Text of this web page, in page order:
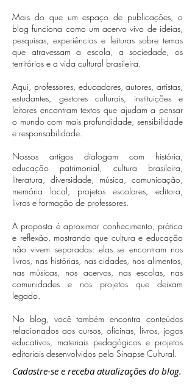
Mais do que um espaço de publicações, o
blog funciona como um acervo vivo de ideias,
pesquisas, experiências e leituras sobre temas
que atravessam a escola, a sociedade, os
territórios e a vida cultural brasileira.
Aqui, professores, educadores, autores, artistas,
estudantes, gestores culturais, instituições e
leitores encontram textos que ajudam a pensar
o mundo com mais profundidade, sensibilidade
e responsabilidade.
Nossos artigos dialogam com história,
educação patrimonial, cultura brasileira,
literatura, diversidade, música, comunicação,
memória local, projetos escolares, editora,
livros e formação de professores.
A proposta é aproximar conhecimento, prática
e reflexão, mostrando que cultura e educação
não vivem separadas: elas se encontram nos
livros, nas histórias, nas cidades, nos alimentos,
nas músicas, nos acervos, nas escolas, nas
comunidades e nos projetos que deixam
legado.
No blog, você também encontra conteúdos
relacionados aos cursos, oficinas, livros, jogos
educativos, materiais pedagógicos e projetos
editoriais desenvolvidos pela Sinapse Cultural.
Cadastre-se e receba atualizações do blog.